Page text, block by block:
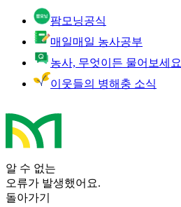
팜모닝공식
매일매일 농사공부
농사, 무엇이든 물어보세요
이웃들의 병해충 소식
알 수 없는
오류가 발생했어요.
돌아가기